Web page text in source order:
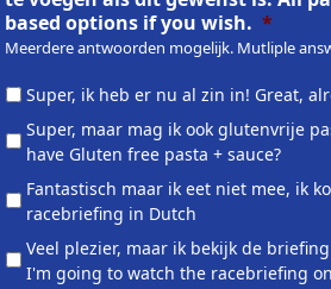
based options if you wish. *
Meerdere antwoorden mogelijk. Mutliple
Super, ik heb er nu al zin in! Great,
Super, maar mag ik ook glutenvrije
have Gluten free pasta + sauce?
Fantastisch maar ik eet niet mee, ik
racebriefing in Dutch
Veel plezier, maar ik bekijk de
I'm going to watch the racebriefing